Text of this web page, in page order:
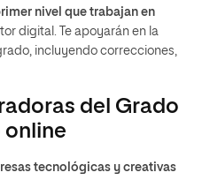
nivel que trabajan en
digital. Te apoyarán en la
incluyendo correcciones,
del Grado
online
tecnológicas y creativas